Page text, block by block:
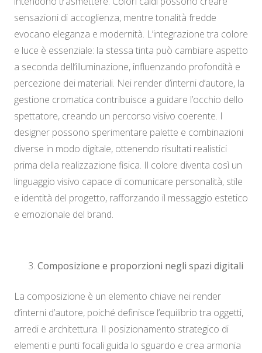
sensazioni di accoglienza, mentre tonalità fredde
evocano eleganza e modernità. L’integrazione tra colore
e luce è essenziale: la stessa tinta può cambiare aspetto
a seconda dell’illuminazione, influenzando profondità e
percezione dei materiali. Nei render d’interni d’autore, la
gestione cromatica contribuisce a guidare l’occhio dello
spettatore, creando un percorso visivo coerente. I
designer possono sperimentare palette e combinazioni
diverse in modo digitale, ottenendo risultati realistici
prima della realizzazione fisica. Il colore diventa così un
linguaggio visivo capace di comunicare personalità, stile
e identità del progetto, rafforzando il messaggio estetico
e emozionale del brand.
Composizione e proporzioni negli spazi digitali
La composizione è un elemento chiave nei render
d’interni d’autore, poiché definisce l’equilibrio tra oggetti,
arredi e architettura. Il posizionamento strategico di
elementi e punti focali guida lo sguardo e crea armonia